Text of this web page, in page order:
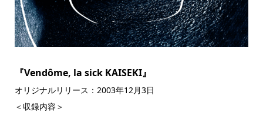
『Vendôme, la sick KAISEKI』
オリジナルリリース：2003年12月3日
＜収録内容＞